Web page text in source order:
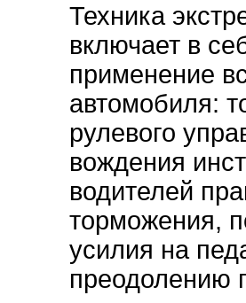
Техника
включает в
применение
автомобиля:
рулевого
вождения
водителей
торможения,
усилия на
преодолению